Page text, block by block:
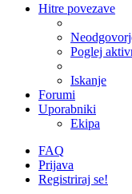
Hitre povezave
Poglej
Iskanje
Forumi
Uporabniki
Ekipa
FAQ
Prijava
Registriraj se!